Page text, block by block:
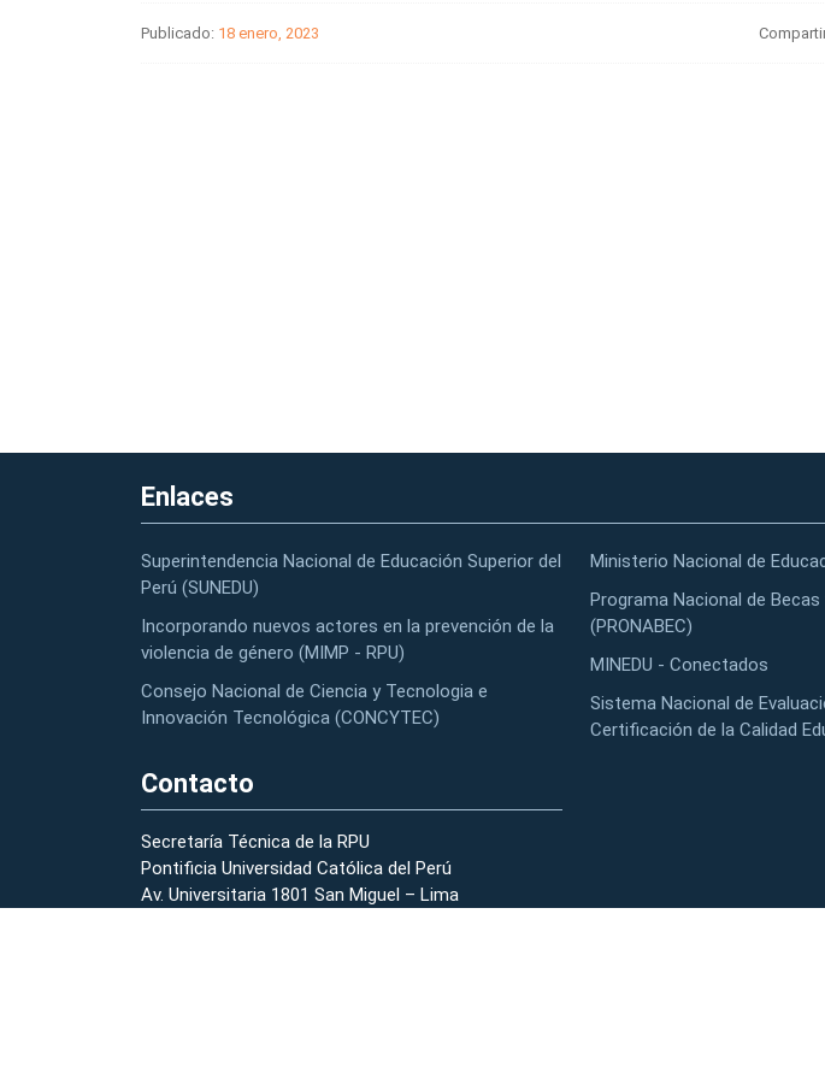
Publicado: 18 enero, 2023
Enlaces
Superintendencia Nacional de Educación Superior del
Perú (SUNEDU)
Incorporando nuevos actores en la prevención de la
violencia de género (MIMP - RPU)
Consejo Nacional de Ciencia y Tecnologia e
Innovación Tecnológica (CONCYTEC)
Ministerio Nacional de
Programa Nacional de
(PRONABEC)
MINEDU - Conectados
Sistema Nacional de
Certificación de la Calidad
Contacto
Secretaría Técnica de la RPU
Pontificia Universidad Católica del Perú
Av. Universitaria 1801 San Miguel – Lima